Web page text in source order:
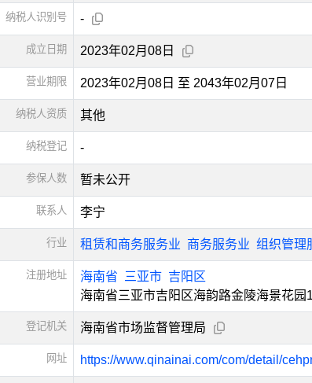
纳税人识别号 -
成立日期 2023年02月08日
营业期限 2023年02月08日 至 2043年02月07日
纳税人资质 其他
纳税登记 -
参保人数 暂未公开
联系人 李宁
行业 租赁和商务服务业 商务服务业 组织管理
注册地址 海南省 三亚市 吉阳区
海南省三亚市吉阳区海韵路金陵海景花园
登记机关 海南省市场监督管理局
网址 https://www.qinainai.com/com/detail/